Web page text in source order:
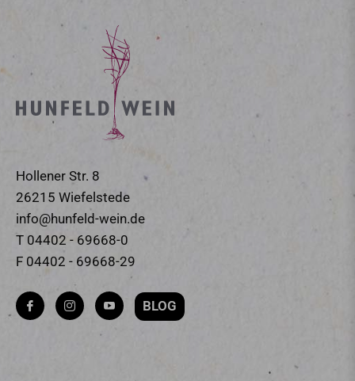
Hollener Str. 8
26215 Wiefelstede
info@hunfeld-wein.de
T 04402 - 69668-0
F 04402 - 69668-29
Fb Ins You
BLOG